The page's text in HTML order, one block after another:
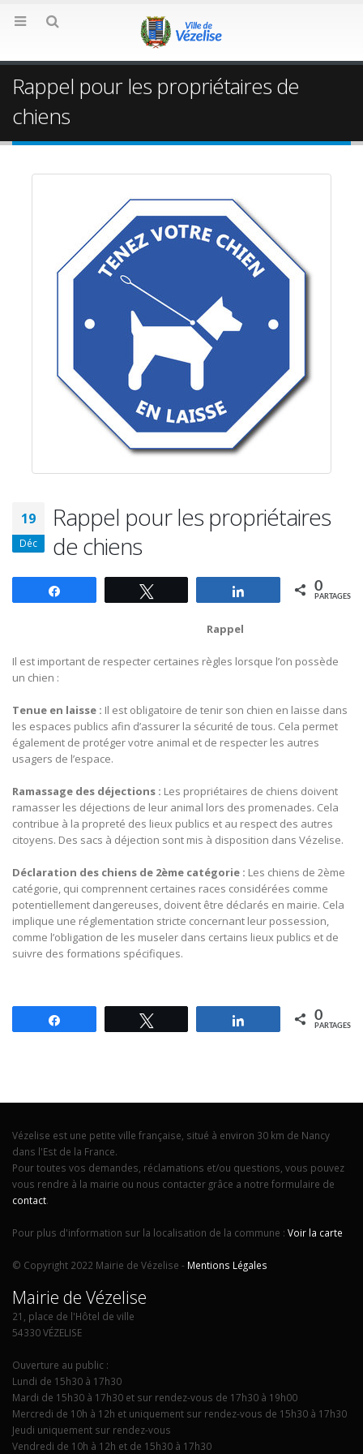
Rappel pour les propriétaires de
chiens
19
Déc
Rappel pour les propriétaires
de chiens
Partagez 0
PARTAGES
Rappel
Il est important de respecter certaines règles lorsque l’on possède
un chien :
Tenue en laisse : Il est obligatoire de tenir son chien en laisse dans
les espaces publics afin d’assurer la sécurité de tous. Cela permet
également de protéger votre animal et de respecter les autres
usagers de l’espace.
Ramassage des déjections : Les propriétaires de chiens doivent
ramasser les déjections de leur animal lors des promenades. Cela
contribue à la propreté des lieux publics et au respect des autres
citoyens. Des sacs à déjection sont mis à disposition dans Vézelise.
Déclaration des chiens de 2ème catégorie : Les chiens de 2ème
catégorie, qui comprennent certaines races considérées comme
potentiellement dangereuses, doivent être déclarés en mairie. Cela
implique une réglementation stricte concernant leur possession,
comme l’obligation de les museler dans certains lieux publics et de
suivre des formations spécifiques.
Partagez 0
PARTAGES
Vézelise est une petite ville française, situé à environ 30 km de Nancy
dans l'Est de la France.
Pour toutes vos demandes, réclamations et/ou questions, vous pouvez
vous rendre à la mairie ou nous contacter grâce a notre formulaire de
contact.
Pour plus d'information sur la localisation de la commune : Voir la carte
© Copyright 2022 Mairie de Vézelise - Mentions Légales
Mairie de Vézelise
21, place de l'Hôtel de ville
54330 VÉZELISE
Ouverture au public :
Lundi de 15h30 à 17h30
Mardi de 15h30 à 17h30 et sur rendez-vous de 17h30 à 19h00
Mercredi de 10h à 12h et uniquement sur rendez-vous de 15h30 à 17h30
Jeudi uniquement sur rendez-vous
Vendredi de 10h à 12h et de 15h30 à 17h30